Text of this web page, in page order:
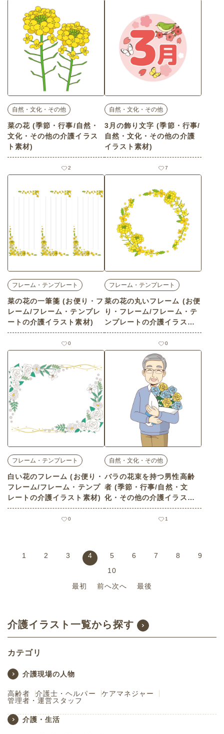
自然・文化・その他
菜の花 (季節・行事/自然・
文化・その他の介護イラス
ト素材)
2
自然・文化・その他
3月の飾り文字 (季節・行事/
自然・文化・その他の介護
イラスト素材)
7
フレーム・テンプレート
菜の花の一筆箋 (お便り・フ
レーム/フレーム・テンプレ
ートの介護イラスト素材)
0
フレーム・テンプレート
菜の花の丸いフレーム (お便
り・フレーム/フレーム・テ
ンプレートの介護イラスト
素材)
0
フレーム・テンプレート
白い花のフレーム (お便り・
フレーム/フレーム・テンプ
レートの介護イラスト素材)
0
自然・文化・その他
バラの花束を持つ男性高齢
者 (季節・行事/自然・文
化・その他の介護イラスト
素材)
1
最初 前へ
1 2 3 4 5 6 7 8
9
10
次へ
最後
介護イラスト一覧から探す
カテゴリ
介護現場の人物
高齢者 介護士・ヘルパー
ケアマネジャー
管理者・運営スタッフ
介護・生活